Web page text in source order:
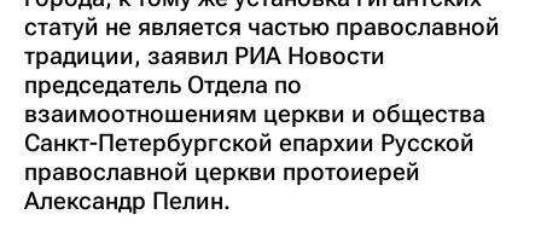
статуй не является частью православной
традиции, заявил РИА Новости
председатель Отдела по
взаимоотношениям церкви и общества
Санкт-Петербургской епархии Русской
православной церкви протоиерей
Александр Пелин.